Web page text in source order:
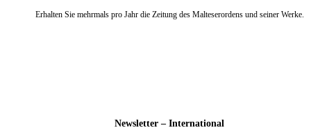
Erhalten Sie mehrmals pro Jahr die Zeitung des Malteserordens und seiner Werke.
Newsletter – International